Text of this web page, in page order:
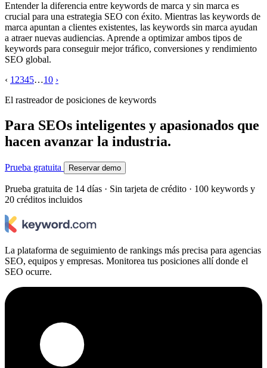
Entender la diferencia entre keywords de marca y sin marca es
crucial para una estrategia SEO con éxito. Mientras las keywords de
marca apuntan a clientes existentes, las keywords sin marca ayudan
a atraer nuevas audiencias. Aprende a optimizar ambos tipos de
keywords para conseguir mejor tráfico, conversiones y rendimiento
SEO global.
‹ 1 2345…10 ›
El rastreador de posiciones de keywords
Para SEOs inteligentes y apasionados que
hacen avanzar la industria.
Prueba gratuita Reservar demo
Prueba gratuita de 14 días · Sin tarjeta de crédito · 100 keywords y
20 créditos incluidos
La plataforma de seguimiento de rankings más precisa para agencias
SEO, equipos y empresas. Monitorea tus posiciones allí donde el
SEO ocurre.